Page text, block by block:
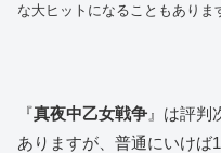
な大ヒットになることもありま
『真夜中乙女戦争 』は評判
ありますが、普通にいけば